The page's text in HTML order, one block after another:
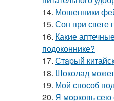
14. Мошенники
15. Сон при свете
16. Какие
подоконнике?
17. Стapый
18. Шоколад
19. Мой способ
20. Я мopковь